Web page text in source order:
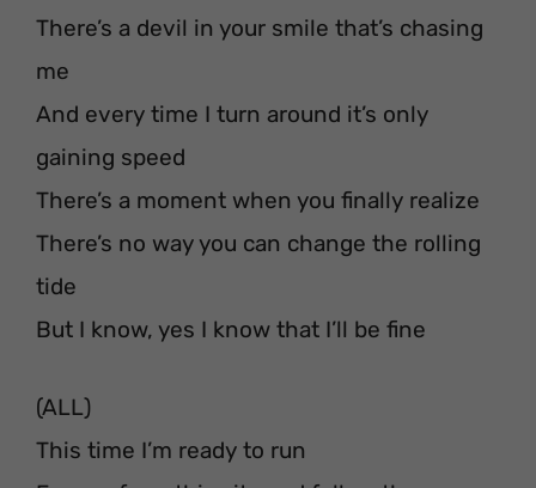
There’s a devil in your smile that’s chasing
me
And every time I turn around it’s only
gaining speed
There’s a moment when you finally realize
There’s no way you can change the rolling
tide
But I know, yes I know that I’ll be fine
(ALL)
This time I’m ready to run